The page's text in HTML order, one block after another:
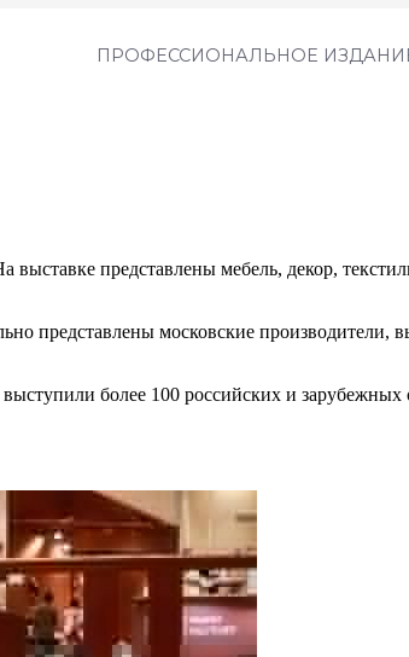
ПРОФЕССИОНАЛЬНОЕ
представлены мебель, декор,
представлены московские производители,
более 100 российских и